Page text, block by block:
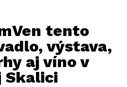
tento
výstava,
aj víno v
Skalici